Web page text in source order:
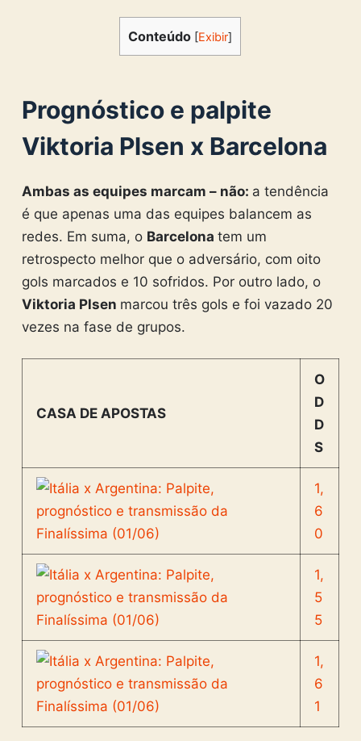
Conteúdo [Exibir]
Prognóstico e palpite
Viktoria Plsen x Barcelona
Ambas as equipes marcam – não: a tendência
é que apenas uma das equipes balancem as
redes. Em suma, o Barcelona tem um
retrospecto melhor que o adversário, com oito
gols marcados e 10 sofridos. Por outro lado, o
Viktoria Plsen marcou três gols e foi vazado 20
vezes na fase de grupos.
CASA DE APOSTAS
O
D
D
S
1,
6
0
1,
5
5
1,
6
1